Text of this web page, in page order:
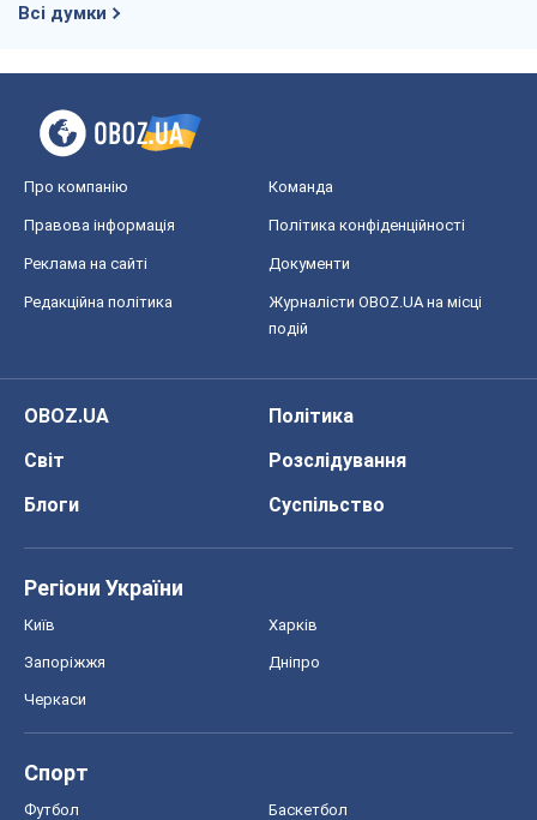
Всі думки
Про компанію Команда
Правова інформація Політика конфіденційності
Реклама на сайті Документи
Редакційна політика
Журналісти OBOZ.UA на місці
подій
OBOZ.UA
Політика
Світ
Розслідування
Блоги
Суспільство
Регіони України
Київ Харків
Запоріжжя Дніпро
Черкаси
Спорт
Футбол Баскетбол